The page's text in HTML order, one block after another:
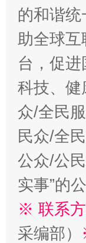
的和谐
助全球
台，促
科技、
众/全民
民众/全
公众/公
实事”的
※ 联系方
采编部）